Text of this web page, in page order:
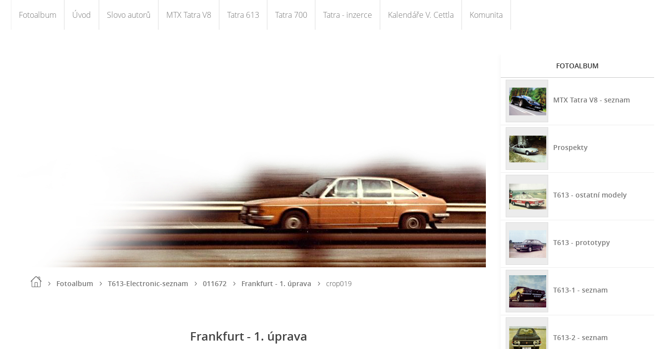
Fotoalbum Úvod Slovo autorů MTX Tatra V8 Tatra 613 Tatra 700 Tatra - inzerce Kalendáře V. Cettla Komunita
Fotoalbum T613-Electronic-seznam 011672 Frankfurt - 1. úprava crop019
Frankfurt - 1. úprava
FOTOALBUM
MTX Tatra V8 - seznam
Prospekty
T613 - ostatní modely
T613 - prototypy
T613-1 - seznam
T613-2 - seznam